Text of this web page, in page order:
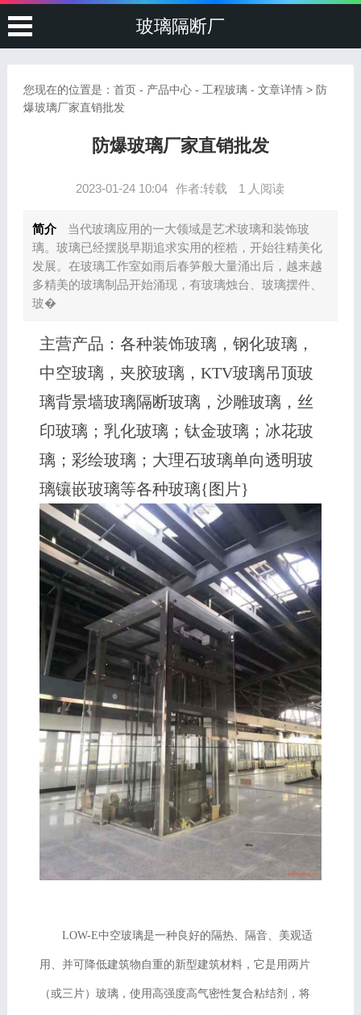
玻璃隔断厂
您现在的位置是： 首页- 产品中心- 工程玻璃- 文章详情 > 防
爆玻璃厂家直销批发
防爆玻璃厂家直销批发
2023-01-24 10:04 作者:转载 1 人阅读
简介
当代玻璃应用的一大领域是艺术玻璃和装饰玻
璃。玻璃已经摆脱早期追求实用的桎梏，开始往精美化
发展。在玻璃工作室如雨后春笋般大量涌出后，越来越
多精美的玻璃制品开始涌现，有玻璃烛台、玻璃摆件、
玻�
主营产品：各种装饰玻璃，钢化玻璃，
中空玻璃，夹胶玻璃，KTV玻璃吊顶玻
璃背景墙玻璃隔断玻璃，沙雕玻璃，丝
印玻璃；乳化玻璃；钛金玻璃；冰花玻
璃；彩绘玻璃；大理石玻璃单向透明玻
璃镶嵌玻璃等各种玻璃{图片}
LOW-E中空玻璃是一种良好的隔热、隔音、美观适
用、并可降低建筑物自重的新型建筑材料，它是用两片
（或三片）玻璃，使用高强度高气密性复合粘结剂，将